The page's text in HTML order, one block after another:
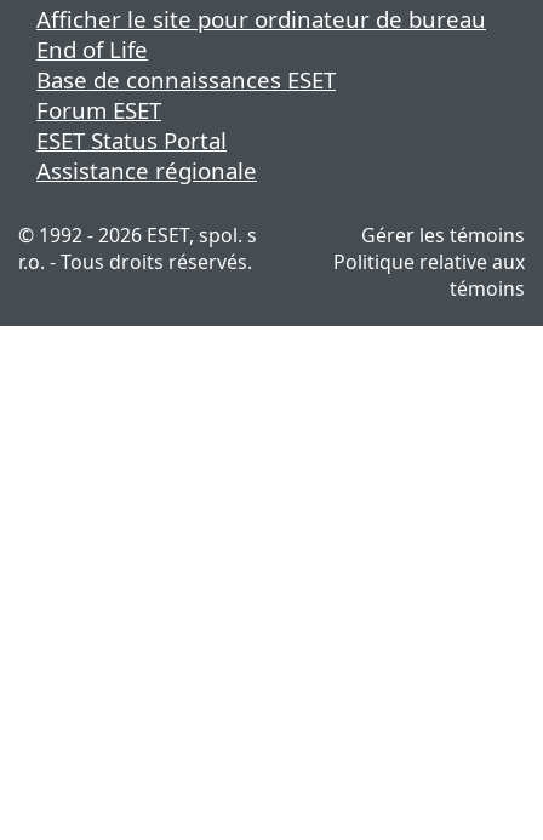
Afficher le site pour ordinateur de bureau
End of Life
Base de connaissances ESET
Forum ESET
ESET Status Portal
Assistance régionale
© 1992 - 2026 ESET, spol. s
r.o. - Tous droits réservés.
Gérer les témoins
Politique relative aux
témoins